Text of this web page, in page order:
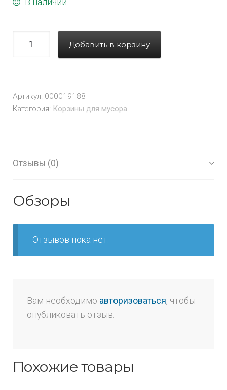
В наличии
Добавить в корзину
Артикул: 000019188
Категория: Корзины для мусора
Отзывы (0)
Обзоры
Отзывов пока нет.
Вам необходимо авторизоваться, чтобы
опубликовать отзыв.
Похожие товары